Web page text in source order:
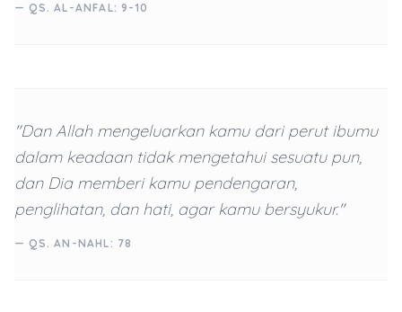
— QS. AL-ANFAL: 9-10
"Dan Allah mengeluarkan kamu dari perut ibumu
dalam keadaan tidak mengetahui sesuatu pun,
dan Dia memberi kamu pendengaran,
penglihatan, dan hati, agar kamu bersyukur."
— QS. AN-NAHL: 78